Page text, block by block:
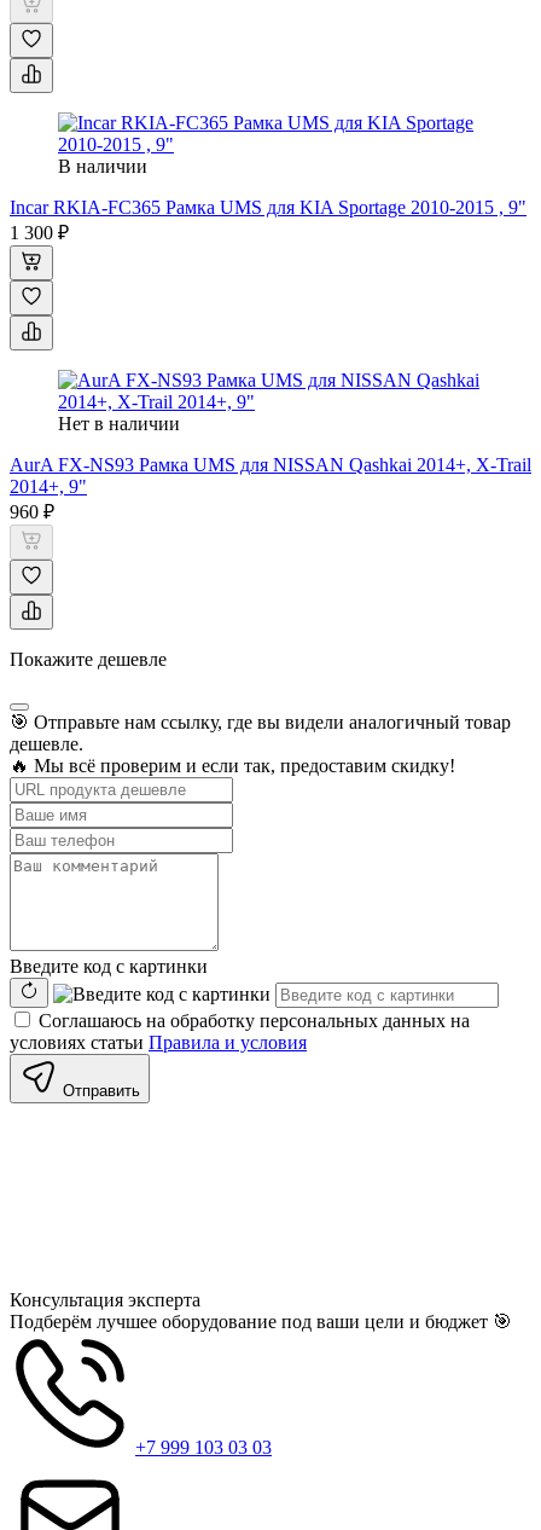
В наличии
Incar RKIA-FC365 Рамка UMS для KIA Sportage 2010-2015 , 9"
1 300 ₽
Нет в наличии
AurA FX-NS93 Рамка UMS для NISSAN Qashkai 2014+, X-Trail
2014+, 9"
960 ₽
Покажите дешевле
🎯 Отправьте нам ссылку, где вы видели аналогичный товар
дешевле.
🔥 Мы всё проверим и если так, предоставим скидку!
Введите код с картинки
Соглашаюсь на обработку персональных данных на
условиях статьи Правила и условия
Отправить
Консультация эксперта
Подберём лучшее оборудование под ваши цели и бюджет 🎯
+7 999 103 03 03